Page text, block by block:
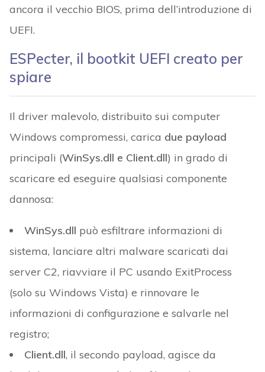
ancora il vecchio BIOS, prima dell’introduzione di
UEFI.
ESPecter, il bootkit UEFI creato per
spiare
Il driver malevolo, distribuito sui computer
Windows compromessi, carica due payload
principali (WinSys.dll e Client.dll) in grado di
scaricare ed eseguire qualsiasi componente
dannosa:
WinSys.dll può esfiltrare informazioni di
sistema, lanciare altri malware scaricati dai
server C2, riavviare il PC usando ExitProcess
(solo su Windows Vista) e rinnovare le
informazioni di configurazione e salvarle nel
registro;
Client.dll, il secondo payload, agisce da